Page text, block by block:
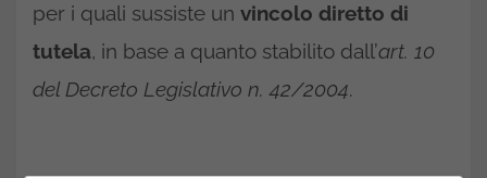
per i quali sussiste un vincolo diretto di
tutela, in base a quanto stabilito dall’art. 10
del Decreto Legislativo n. 42/2004.